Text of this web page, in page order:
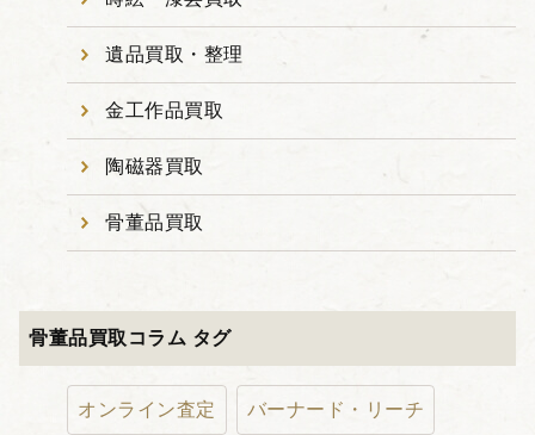
遺品買取・整理
金工作品買取
陶磁器買取
骨董品買取
骨董品買取コラム タグ
オンライン査定 バーナード・リーチ